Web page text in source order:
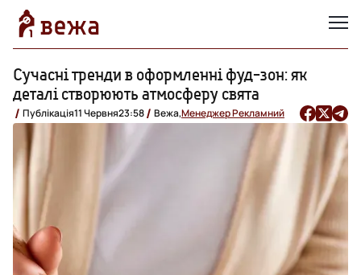
Сучасні тренди в оформленні фуд-зон: як
деталі створюють атмосферу свята
Публікація11 Червня23:58 Вежа,Менеджер Рекламний